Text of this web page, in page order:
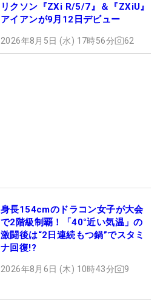
リクソン『ZXi R/5/7』＆『ZXiU』
アイアンが9月12日デビュー
2026年8月5日 (水) 17時56分 62
身長154cmのドラコン女子が大会
で2階級制覇！「40°近い気温」の
激闘後は“2日連続もつ鍋”でスタミ
ナ回復!?
2026年8月6日 (木) 10時43分 9